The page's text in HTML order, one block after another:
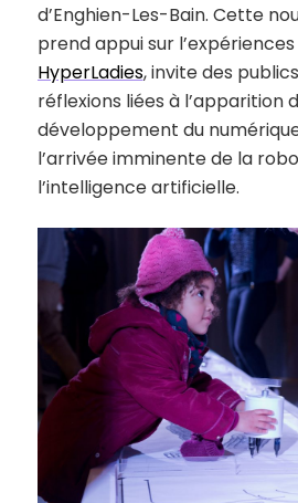
d’Enghien-Les-Bain. Cette
prend appui sur
HyperLadies, invite des
réflexions liées à l’apparition
développement du
l’arrivée imminente de la
l’intelligence artificielle.